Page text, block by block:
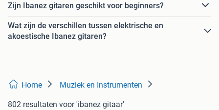
Zijn Ibanez gitaren geschikt voor beginners?
Wat zijn de verschillen tussen elektrische en
akoestische Ibanez gitaren?
Home Muziek en Instrumenten
802 resultaten voor 'ibanez gitaar'